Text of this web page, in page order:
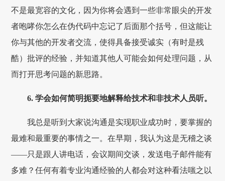
不是最宽容的文化，因为你将会遇到一些非常眼尖的开发
者咆哮你怎么在伪代码中忘记了后面那个括号，但这能让
你与其他的开发者交流，使得具备接受诚实（有时是残
酷）批评的经验，并知道其他人可能会如何处理问题，从
而打开思考问题的新思路。
6. 学会如何简明扼要地解释给技术和非技术人员听。
我总是听到大家说沟通是实现职业成功时，要掌握的
最难和最重要的事情之一。在早期，我认为这是无稽之谈
——只是跟人讲电话，会议期间交谈，发送电子邮件能有
多难？任何有着专业沟通经验的人都会对这种看法嗤之以